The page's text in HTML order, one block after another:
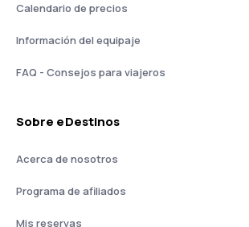
Calendario de precios
Información del equipaje
FAQ - Consejos para viajeros
Sobre eDestinos
Acerca de nosotros
Programa de afiliados
Mis reservas